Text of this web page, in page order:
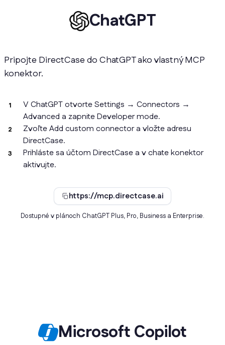
ChatGPT
Pripojte DirectCase do ChatGPT ako vlastný MCP
konektor.
V ChatGPT otvorte Settings → Connectors →
Advanced a zapnite Developer mode.
Zvoľte Add custom connector a vložte adresu
DirectCase.
Prihláste sa účtom DirectCase a v chate konektor
aktivujte.
https://mcp.directcase.ai
Dostupné v plánoch ChatGPT Plus, Pro, Business a Enterprise.
Microsoft Copilot